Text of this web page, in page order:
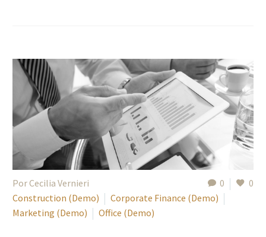
0 0
Por Cecilia Vernieri
Construction (Demo)
Corporate Finance (Demo)
Marketing (Demo)
Office (Demo)